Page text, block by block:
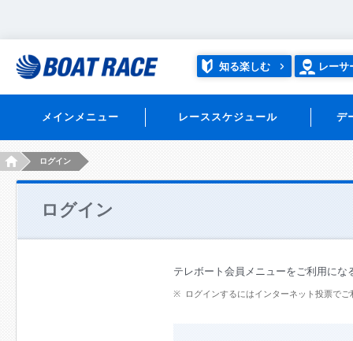
知る楽しむ レーサ
メインメニュー レーススケジュール デ
HOMEログイン
ログイン
テレボート会員メニューをご利用にな
ログインするにはインターネット投票で